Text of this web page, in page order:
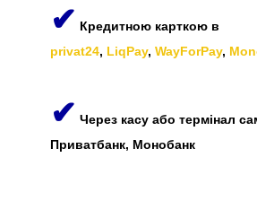
✔ Кредитною карткою в
privat24, LiqPay, WayForPay,
✔ Через касу або термінал
Приватбанк, Монобанк